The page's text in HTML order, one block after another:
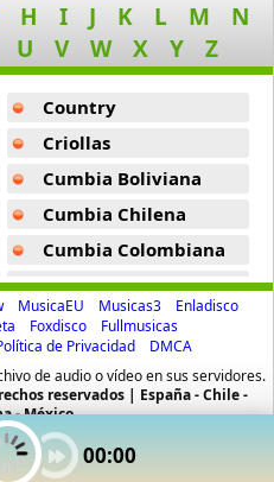
00:00
H I J K L M
N
U V W X Y Z
Country
Criollas
Cumbia Boliviana
Cumbia Chilena
Cumbia Colombiana
Cumbia Ecuatoriana
Cumbia Mexicana
Cumbia Pop
Cumbia Surena
Cumbias
CumbiaSur
MusicaEU Musicas3
Enladisco
Foxdisco
Fullmusicas
de Privacidad
DMCA
de audio o vídeo en sus servidores.
reservados | España - Chile -
- México.